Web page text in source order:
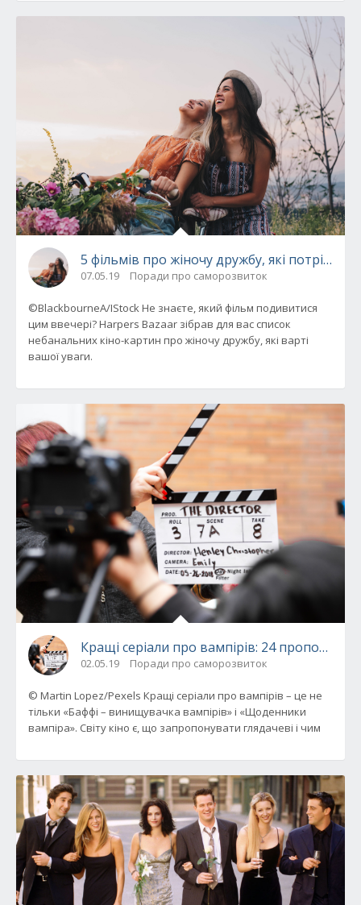
5 фільмів про жіночу дружбу, які потрібно
07.05.19 Поради про саморозвиток
©BlackbourneA/IStock Не знаєте, який фільм подивитися
цим ввечері? Harpers Bazaar зібрав для вас список
небанальних кіно-картин про жіночу дружбу, які варті
вашої уваги.
Кращі серіали про вампірів: 24
02.05.19 Поради про саморозвиток
© Martin Lopez/Pexels Кращі серіали про вампірів – це не
тільки «Баффі – винищувачка вампірів» і «Щоденники
вампіра». Світу кіно є, що запропонувати глядачеві і чим